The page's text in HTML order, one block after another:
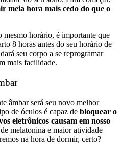
meia hora mais cedo do que o
horário, é importante que
8 horas antes do seu horário de
seu corpo a se reprogramar
mais facilidade.
âmbar será seu novo melhor
de óculos é capaz de bloquear o
eletrônicos causam em nosso
melatonina e maior atividade
na hora de dormir, certo?